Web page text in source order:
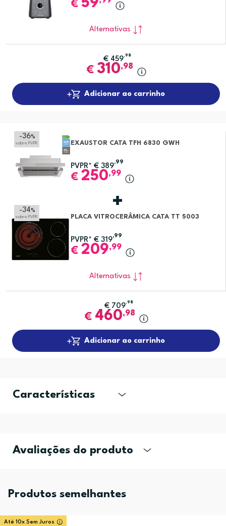
€ 59
Alternativas
€ 459,98
€ 310,98
Adicionar ao carrinho
-36%
sobre PVPR EXAUSTOR CATA TFH 6830 GWH
PVPR* € 389
,99
€ 250,99
-34 %
sobre PVPR PLACA VITROCERÂMICA CATA TT 5003
PVPR* € 319
,99
€ 209,99
Alternativas
€ 709,98
€ 460,98
Adicionar ao carrinho
Características
Avaliações do produto
Produtos semelhantes
Até 10x Sem Juros